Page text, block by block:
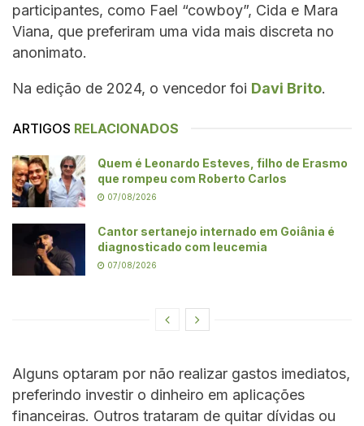
participantes, como Fael “cowboy”, Cida e Mara
Viana, que preferiram uma vida mais discreta no
anonimato.
Na edição de 2024, o vencedor foi Davi Brito.
ARTIGOS RELACIONADOS
Quem é Leonardo Esteves, filho de Erasmo
que rompeu com Roberto Carlos
07/08/2026
Cantor sertanejo internado em Goiânia é
diagnosticado com leucemia
07/08/2026
Alguns optaram por não realizar gastos imediatos,
preferindo investir o dinheiro em aplicações
financeiras. Outros trataram de quitar dívidas ou